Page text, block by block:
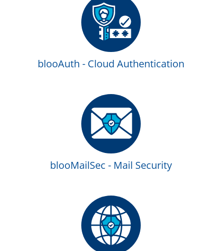
blooAuth - Cloud Authentication
blooMailSec - Mail Security